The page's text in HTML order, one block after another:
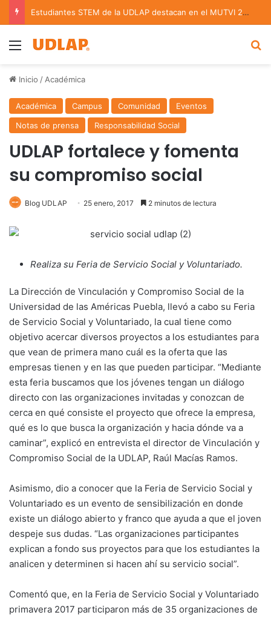
Estudiantes STEM de la UDLAP destacan en el MUTVI 2026
Menu
Inicio / Académica
Académica Campus Comunidad
Eventos
Notas de prensa
Responsabilidad Social
UDLAP fortalece y fomenta
su compromiso social
Blog UDLAP 25 enero, 2017 2 minutos de lectura
Realiza su Feria de Servicio Social y Voluntariado.
La Dirección de Vinculación y Compromiso Social de la
Universidad de las Américas Puebla, llevó a cabo su Feria
de Servicio Social y Voluntariado, la cual tiene como
objetivo acercar diversos proyectos a los estudiantes para
que vean de primera mano cuál es la oferta que las
empresas tienen y en las que pueden participar. “Mediante
esta feria buscamos que los jóvenes tengan un diálogo
directo con las organizaciones invitadas y conozcan de
cerca en qué consiste el proyecto que ofrece la empresa,
qué es lo que busca la organización y hacia dónde va a
caminar”, explicó en entrevista el director de Vinculación y
Compromiso Social de la UDLAP, Raúl Macías Ramos.
Asimismo, dio a conocer que la Feria de Servicio Social y
Voluntariado es un evento de sensibilización en donde
existe un diálogo abierto y franco que ayuda a que el joven
despeje sus dudas. “Las organizaciones participantes
explican a fondo sus proyectos para que los estudiantes la
analicen y determinen si hacen ahí su servicio social”.
Comentó que, en la Feria de Servicio Social y Voluntariado
primavera 2017 participaron más de 35 organizaciones de